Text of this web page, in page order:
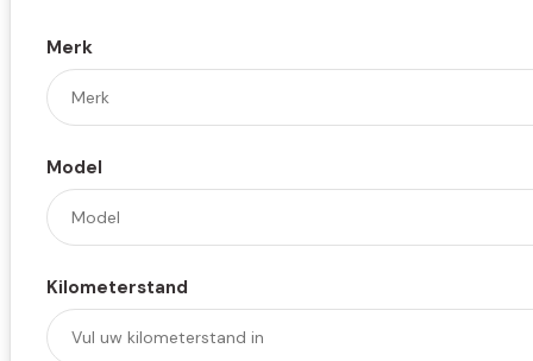
Merk
Model
Kilometerstand